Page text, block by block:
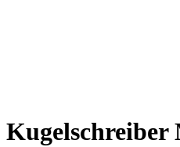
Kugelschreiber